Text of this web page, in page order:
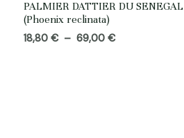
PALMIER DATTIER DU SENEGAL
(Phoenix reclinata)
18,80€ – 69,00€Plage